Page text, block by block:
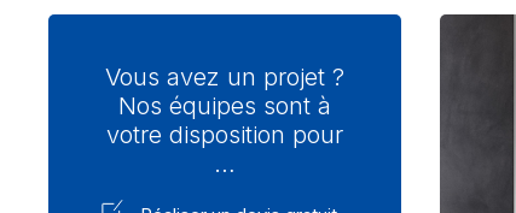
Vous avez un projet ?
Nos équipes sont à
votre disposition pour
…